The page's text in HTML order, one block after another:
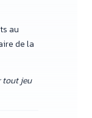
au
de la
tout jeu